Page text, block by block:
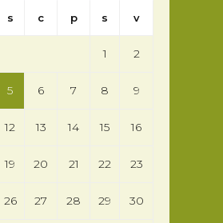
s c p s v
1 2
5 6 7 8 9
12 13 14 15 16
19 20 21 22 23
26 27 28 29 30